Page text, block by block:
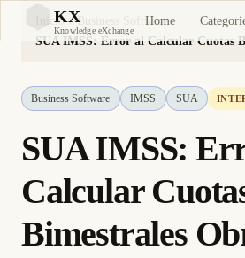
KX
Knowledge eXchange
Home
Inicio
Business Software
Business Software IMSS SUA
SUA IMSS:
Calcular
Bimestrales